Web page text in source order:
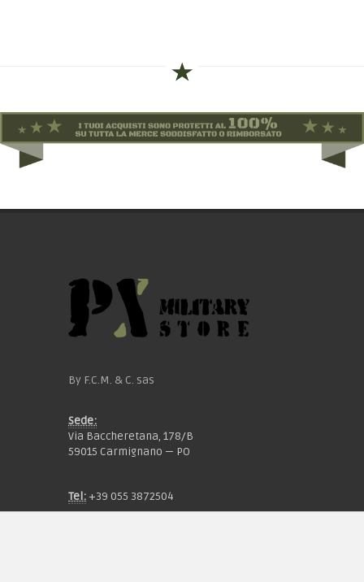
By F.C.M. & C. sas
Sede:
Via Baccheretana, 178/B
59015 Carmignano — PO
Tel: +39 055 3872504